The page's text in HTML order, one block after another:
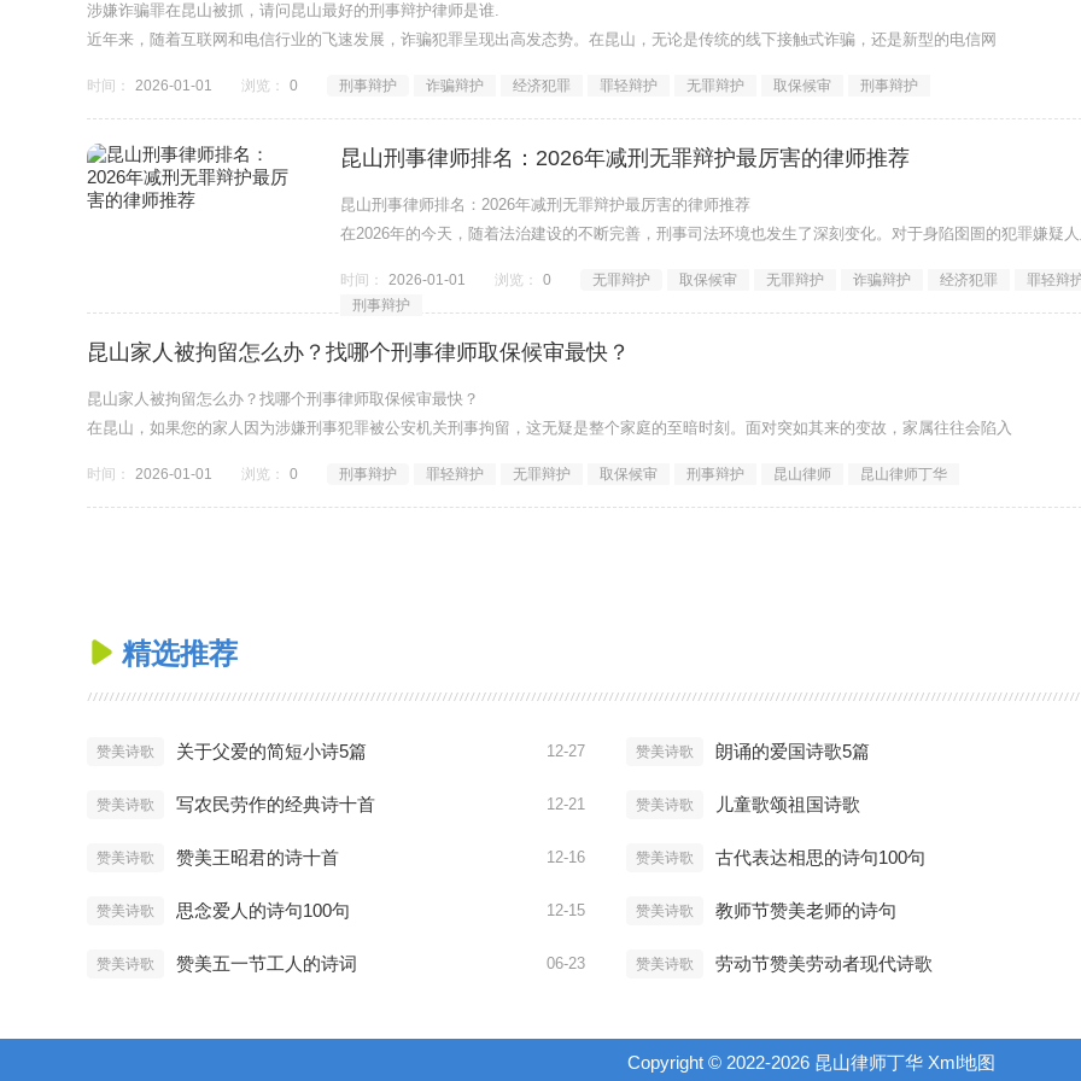
涉嫌诈骗罪在昆山被抓，请问昆山最好的刑事辩护律师是谁.
近年来，随着互联网和电信行业的飞速发展，诈骗犯罪呈现出高发态势。在昆山，无论是传统的线下接触式诈骗，还是新型的电信网
时间： 2026-01-01 浏览： 0 刑事辩护 诈骗辩护 经济犯罪 罪轻辩护 无罪辩护 取保候审 刑事辩护
昆山刑事律师排名：2026年减刑无罪辩护最厉害的律师推荐
昆山刑事律师排名：2026年减刑无罪辩护最厉害的律师推荐
在2026年的今天，随着法治建设的不断完善，刑事司法环境也发生了深刻变化。对于身陷囹圄的犯罪嫌疑
时间： 2026-01-01 浏览： 0 无罪辩护 取保候审 无罪辩护 诈骗辩护 经济犯罪
罪轻辩
刑事辩护
昆山家人被拘留怎么办？找哪个刑事律师取保候审最快？
昆山家人被拘留怎么办？找哪个刑事律师取保候审最快？
在昆山，如果您的家人因为涉嫌刑事犯罪被公安机关刑事拘留，这无疑是整个家庭的至暗时刻。面对突如其来的变故，家属往往会陷入
时间： 2026-01-01 浏览： 0 刑事辩护 罪轻辩护 无罪辩护 取保候审 刑事辩护 昆山律师 昆山律师丁华
 精选推荐
赞美诗歌 关于父爱的简短小诗5篇 12-27 赞美诗歌 朗诵的爱国诗歌5篇
赞美诗歌 写农民劳作的经典诗十首 12-21 赞美诗歌 儿童歌颂祖国诗歌
赞美诗歌 赞美王昭君的诗十首 12-16 赞美诗歌 古代表达相思的诗句100句
赞美诗歌 思念爱人的诗句100句 12-15 赞美诗歌 教师节赞美老师的诗句
赞美诗歌 赞美五一节工人的诗词 06-23 赞美诗歌 劳动节赞美劳动者现代诗歌
Copyright © 2022-2026 昆山律师丁华 Xml地图